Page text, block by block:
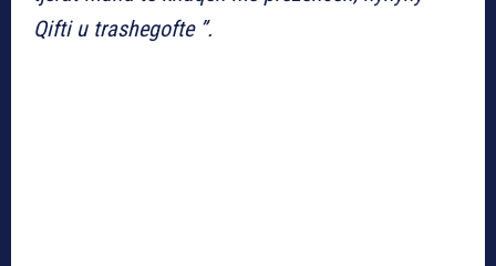
Qifti u trashegofte ”.